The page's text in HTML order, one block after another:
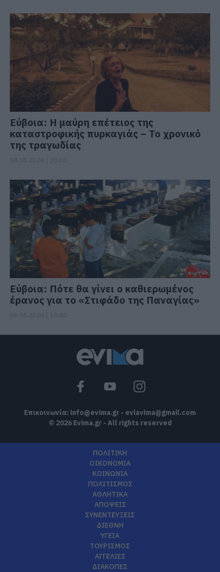
Εύβοια: Η μαύρη επέτειος της
καταστροφικής πυρκαγιάς – Το χρονικό
της τραγωδίας
Εύβοια: Πότε θα γίνει ο καθιερωμένος
έρανος για το «Στιφάδο της Παναγίας»
Επικοινωνία: info@evima.gr - eviavima@gmail.com
© 2026 Evima.gr - All rights reserved
ΠΟΛΙΤΙΚΗ
ΟΙΚΟΝΟΜΙΑ
ΚΟΙΝΩΝΙΑ
ΠΟΛΙΤΙΣΜΟΣ
ΑΘΛΗΤΙΚΑ
ΑΠΟΨΕΙΣ
ΣΥΝΕΝΤΕΥΞΕΙΣ
ΔΙΕΘΝΗ
ΥΓΕΙΑ
ΤΟΥΡΙΣΜΟΣ
ΑΓΓΕΛΙΕΣ
ΔΙΑΚΟΠΕΣ